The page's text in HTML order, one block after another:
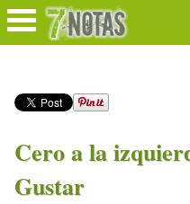
Cero a la
Gustar